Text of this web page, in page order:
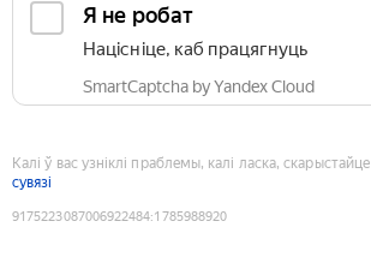
Я не робат
Націсніце, каб працягнуць
SmartCaptcha by Yandex Cloud
Калі ў вас узніклі праблемы, калі ласка, скарыстайце
сувязі
9175223087006922484:1785988920